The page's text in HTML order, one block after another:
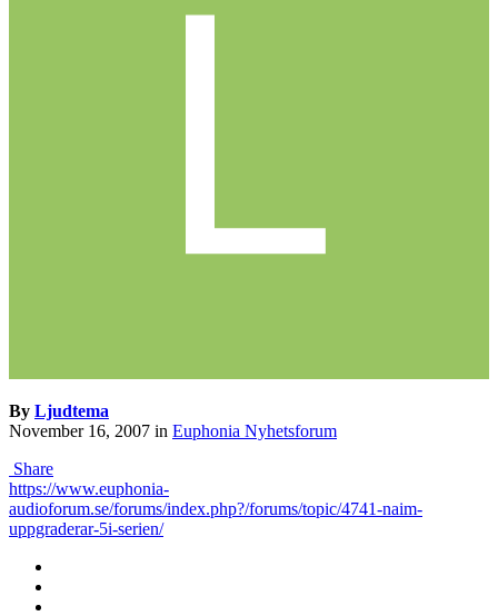
By Ljudtema
November 16, 2007 in Euphonia Nyhetsforum
Share
https://www.euphonia-
audioforum.se/forums/index.php?/forums/topic/4741-naim-
uppgraderar-5i-serien/